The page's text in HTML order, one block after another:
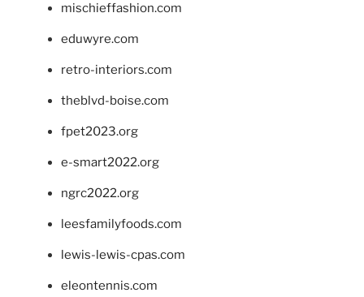
mischieffashion.com
eduwyre.com
retro-interiors.com
theblvd-boise.com
fpet2023.org
e-smart2022.org
ngrc2022.org
leesfamilyfoods.com
lewis-lewis-cpas.com
eleontennis.com